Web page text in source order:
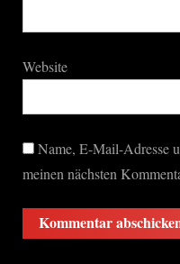
Website
Name, E-Mail-Adresse
meinen nächsten